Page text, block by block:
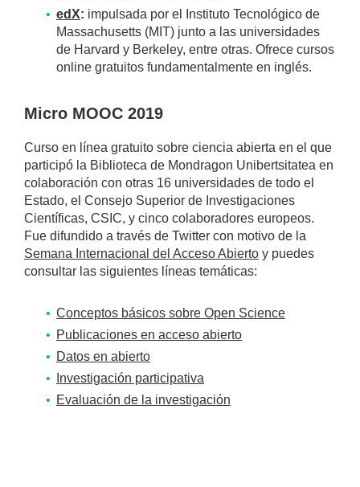
edX: impulsada por el Instituto Tecnológico de
Massachusetts (MIT) junto a las universidades
de Harvard y Berkeley, entre otras. Ofrece cursos
online gratuitos fundamentalmente en inglés.
Micro MOOC 2019
Curso en línea gratuito sobre ciencia abierta en el que
participó la Biblioteca de Mondragon Unibertsitatea en
colaboración con otras 16 universidades de todo el
Estado, el Consejo Superior de Investigaciones
Científicas, CSIC, y cinco colaboradores europeos.
Fue difundido a través de Twitter con motivo de la
Semana Internacional del Acceso Abierto y puedes
consultar las siguientes líneas temáticas:
Conceptos básicos sobre Open Science
Publicaciones en acceso abierto
Datos en abierto
Investigación participativa
Evaluación de la investigación